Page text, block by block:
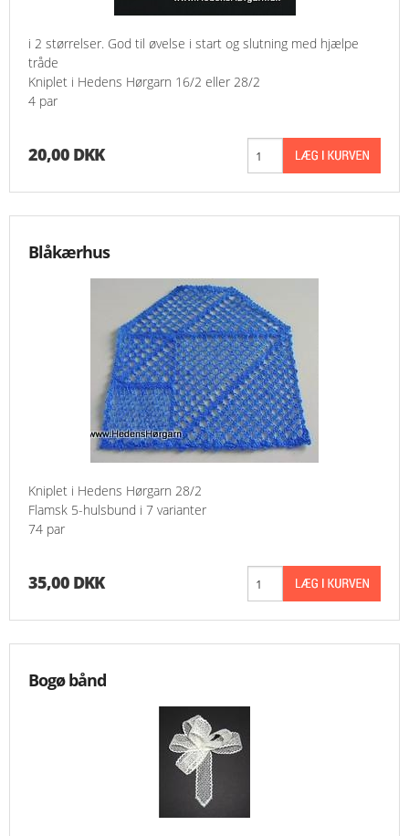
i 2 størrelser. God til øvelse i start og slutning med hjælpe
tråde
Kniplet i Hedens Hørgarn 16/2 eller 28/2
4 par
20,00 DKK
Blåkærhus
Kniplet i Hedens Hørgarn 28/2
Flamsk 5-hulsbund i 7 varianter
74 par
35,00 DKK
Bogø bånd